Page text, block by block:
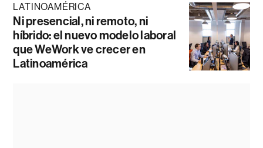
LATINOAMÉRICA
Ni presencial, ni remoto, ni
híbrido: el nuevo modelo laboral
que WeWork ve crecer en
Latinoamérica